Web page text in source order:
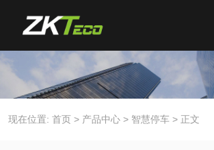
现在位置: 首页 > 产品中心 > 智慧停车 > 正文